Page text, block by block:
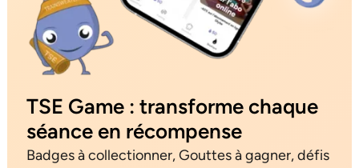
TSE Game : transforme chaque
séance en récompense
Badges à collectionner, Gouttes à gagner, défis